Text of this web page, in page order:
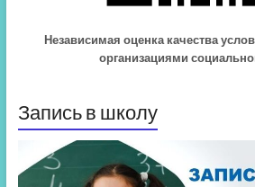
Независимая оценка качества
организациями
Запись в школу